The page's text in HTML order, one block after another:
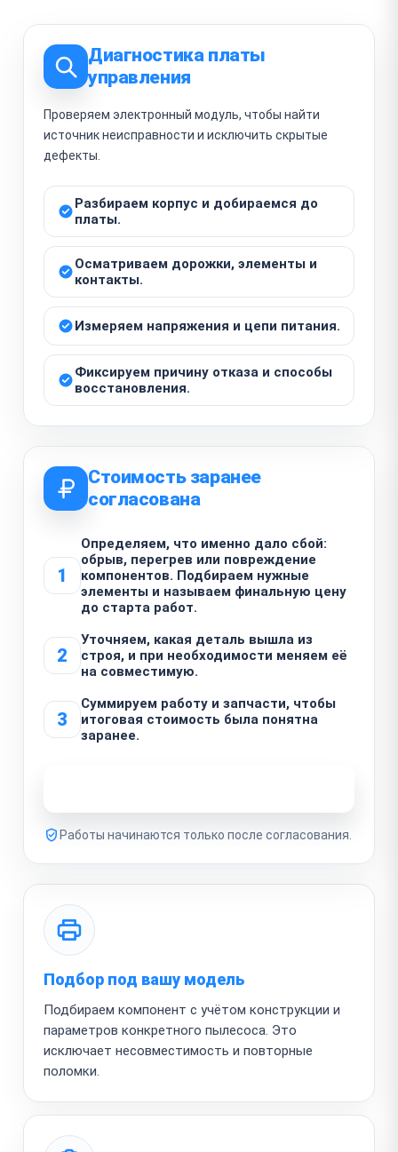
Диагностика платы
управления
Проверяем электронный модуль, чтобы найти
источник неисправности и исключить скрытые
дефекты.
Разбираем корпус и добираемся до
платы.
Осматриваем дорожки, элементы и
контакты.
Измеряем напряжения и цепи питания.
Фиксируем причину отказа и способы
восстановления.
Стоимость заранее
согласована
1
Определяем, что именно дало сбой:
обрыв, перегрев или повреждение
компонентов. Подбираем нужные
элементы и называем финальную цену
до старта работ.
2
Уточняем, какая деталь вышла из
строя, и при необходимости меняем её
на совместимую.
3
Суммируем работу и запчасти, чтобы
итоговая стоимость была понятна
заранее.
Работы начинаются только после согласования.
Подбор под вашу модель
Подбираем компонент с учётом конструкции и
параметров конкретного пылесоса. Это
исключает несовместимость и повторные
поломки.